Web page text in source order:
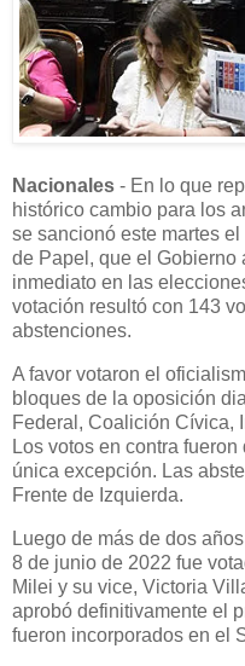
Nacionales - En lo que
histórico cambio para los
se sancionó este martes
de Papel, que el Gobierno
inmediato en las
votación resultó con 143
abstenciones.
A favor votaron el
bloques de la oposición
Federal, Coalición Cívica,
Los votos en contra
única excepción. Las
Frente de Izquierda.
Luego de más de dos
8 de junio de 2022 fue
Milei y su vice, Victoria
aprobó definitivamente el
fueron incorporados en el